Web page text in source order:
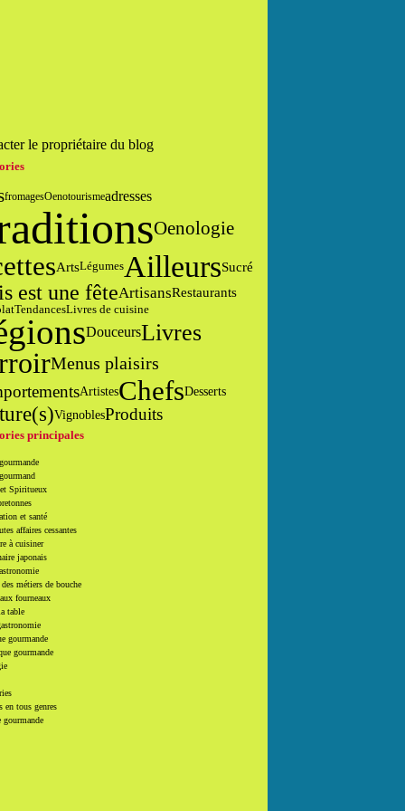
le propriétaire du blog
fromagesOenotourismeadresses
Oenologie
ArtsLégumesAilleursSucré
est une fêteArtisansRestaurants
TendancesLivres de cuisine
DouceursLivres
Menus plaisirs
ArtistesChefsDesserts
VignoblesProduits
principales
Spiritueux
et santé
affaires cessantes
à cuisiner
japonais
métiers de bouche
fourneaux
table
gourmande
gourmande
en tous genres
gourmande